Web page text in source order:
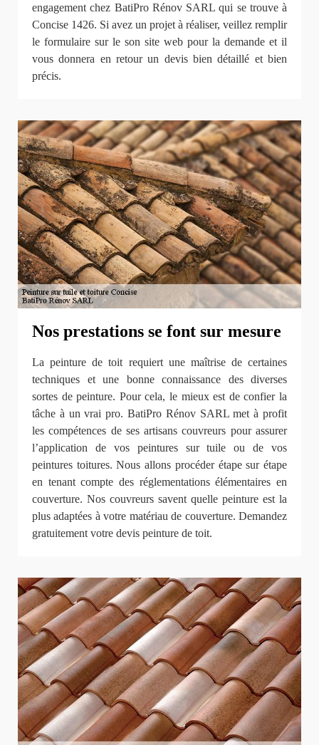
engagement chez BatiPro Rénov SARL qui se trouve à
Concise 1426. Si avez un projet à réaliser, veillez remplir
le formulaire sur le son site web pour la demande et il
vous donnera en retour un devis bien détaillé et bien
précis.
Nos prestations se font sur mesure
La peinture de toit requiert une maîtrise de certaines
techniques et une bonne connaissance des diverses
sortes de peinture. Pour cela, le mieux est de confier la
tâche à un vrai pro. BatiPro Rénov SARL met à profit
les compétences de ses artisans couvreurs pour assurer
l’application de vos peintures sur tuile ou de vos
peintures toitures. Nous allons procéder étape sur étape
en tenant compte des réglementations élémentaires en
couverture. Nos couvreurs savent quelle peinture est la
plus adaptées à votre matériau de couverture. Demandez
gratuitement votre devis peinture de toit.